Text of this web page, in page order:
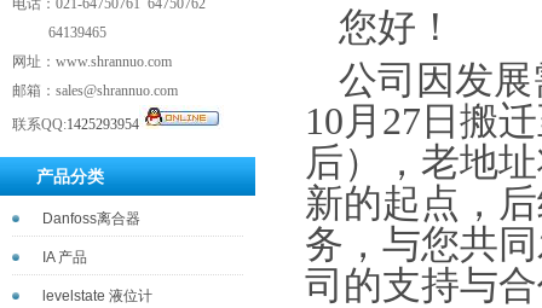
电话：021-64750761 64750762
64139465
网址：www.shrannuo.com
邮箱：sales@shrannuo.com
联系QQ:1425293954
产品分类
Danfoss离合器
IA 产品
levelstate 液位计
您好！
公司因发
10月 27 日搬
后），老地
新的起点，
务，与您共
司的支持与